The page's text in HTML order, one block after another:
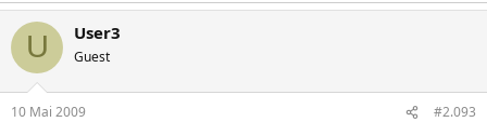
U User3
Guest
10 Mai 2009 #2.093